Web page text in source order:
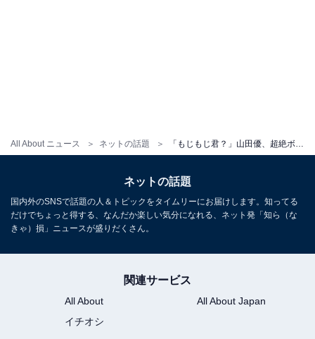
All About ニュース ネットの話題 「もじもじ君？」山田優、超絶ボディライン際立つラッシュガード姿に「うっとりする」と反響！
ネットの話題
国内外のSNSで話題の人＆トピックをタイムリーにお届けします。知ってる
だけでちょっと得する、なんだか楽しい気分になれる、ネット発「知ら（な
きゃ）損」ニュースが盛りだくさん。
関連サービス
All About
All About Japan
イチオシ